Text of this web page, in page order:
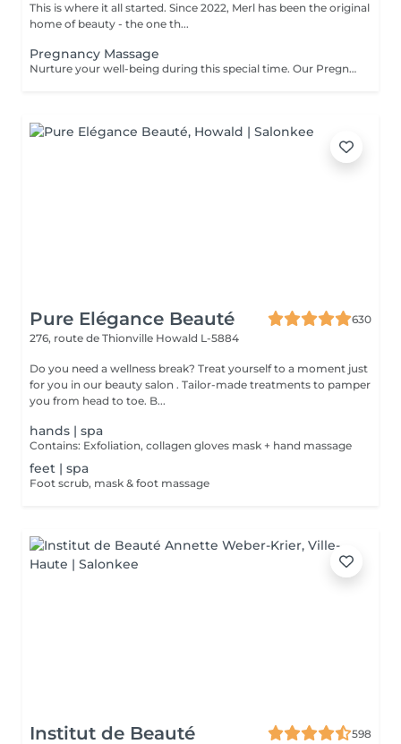
This is where it all started. Since 2022, Merl has been the original
home of beauty - the one th...
Pregnancy Massage
Nurture your well-being during this special time. Our Pregnancy Massage is a gentle, relaxing treatment designed to reduce muscle tension, improve circulation, and ease discomfort commonly experienced during pregnancy. Soft, flowing techniques and comfortable side-lying positioning provide deep relaxation without placing pressure on the abdomen. Hypoallergenic, unscented oils are used to care for sensitive skin and maintain comfort throughout the session. This massage helps relieve tension in the lower back and shoulders, reduces swelling and heaviness in the legs, improves overall circulation, and promotes a sense of ease and balance in the body. This treatment is performed only with the approval of your doctor.
Pure Elégance Beauté
630
276, route de Thionville Howald L-5884
Do you need a wellness break? Treat yourself to a moment just
for you in our beauty salon . Tailor-made treatments to pamper
you from head to toe. B...
hands | spa
Contains: Exfoliation, collagen gloves mask + hand massage
feet | spa
Foot scrub, mask & foot massage
Institut de Beauté 598